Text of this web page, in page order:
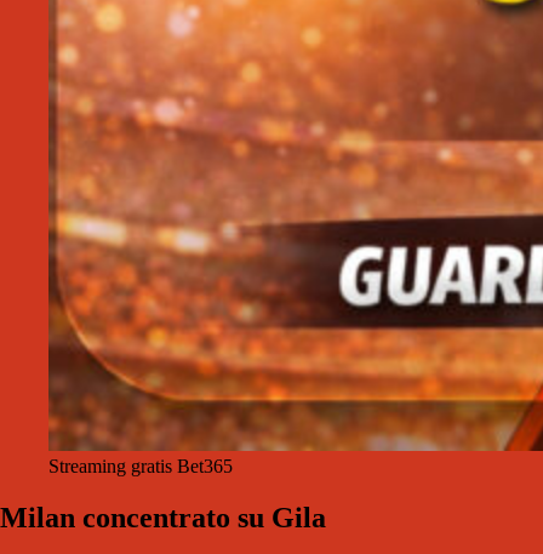
Streaming gratis Bet365
Milan concentrato su Gila